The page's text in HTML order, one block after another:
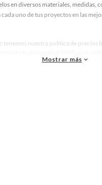
en diversos materiales,
uno de tus proyectos en las
nuestra política de precios
Mostrar más